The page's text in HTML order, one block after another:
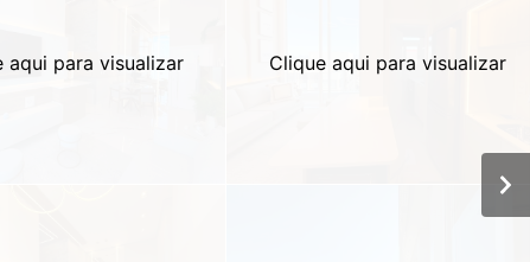
aqui para visualizar Clique aqui para visualizar